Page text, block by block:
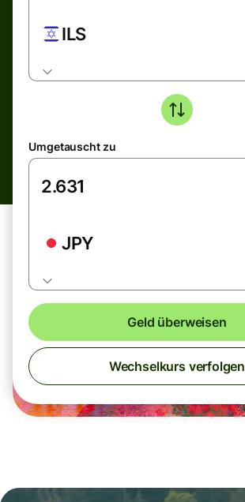
ILS
Umgetauscht zu
JPY
Geld überweisen
Wechselkurs verfolgen